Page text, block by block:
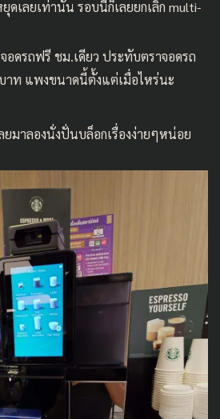
เลยเท่านั้น รอบนี้ก็เลยยกเลิก multi-
อดรถฟรี ชม.เดียว ประทับตราจอดรถ
าท แพงขนาดนี้ตั้งแต่เมื่อไหร่นะ
มาลองนั่งปั่นบล็อกเรื่องง่ายๆหน่อย